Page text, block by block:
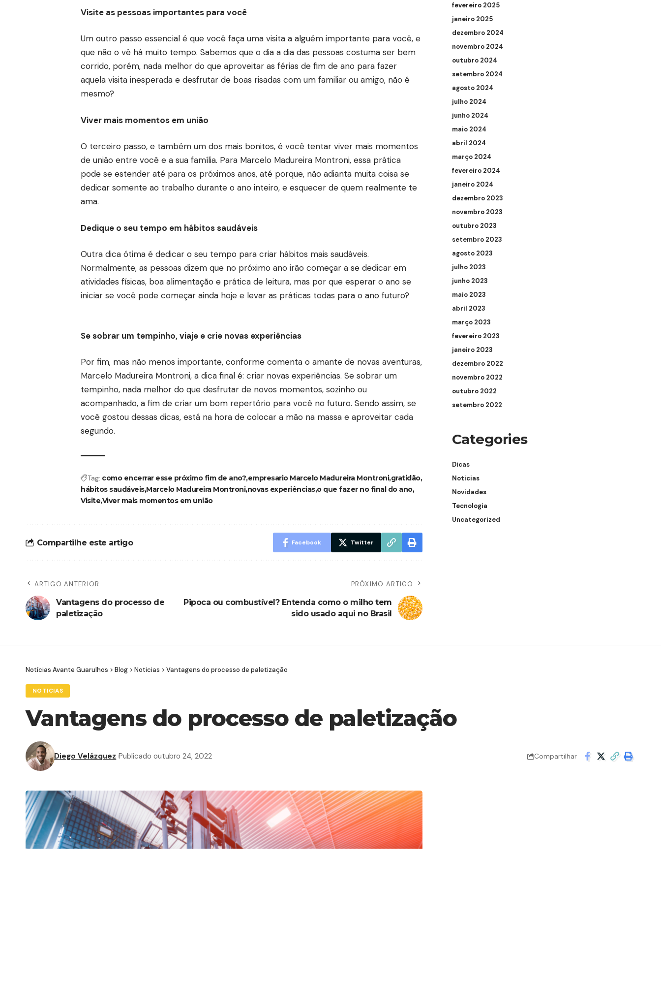
Visite as pessoas importantes para você
Um outro passo essencial é que você faça uma visita a alguém importante para você, e
que não o vê há muito tempo. Sabemos que o dia a dia das pessoas costuma ser bem
corrido, porém, nada melhor do que aproveitar as férias de fim de ano para fazer
aquela visita inesperada e desfrutar de boas risadas com um familiar ou amigo, não é
mesmo?
Viver mais momentos em união
O terceiro passo, e também um dos mais bonitos, é você tentar viver mais momentos
de união entre você e a sua família. Para Marcelo Madureira Montroni, essa prática
pode se estender até para os próximos anos, até porque, não adianta muita coisa se
dedicar somente ao trabalho durante o ano inteiro, e esquecer de quem realmente te
ama.
Dedique o seu tempo em hábitos saudáveis
Outra dica ótima é dedicar o seu tempo para criar hábitos mais saudáveis.
Normalmente, as pessoas dizem que no próximo ano irão começar a se dedicar em
atividades físicas, boa alimentação e prática de leitura, mas por que esperar o ano se
iniciar se você pode começar ainda hoje e levar as práticas todas para o ano futuro?
Se sobrar um tempinho, viaje e crie novas experiências
Por fim, mas não menos importante, conforme comenta o amante de novas aventuras,
Marcelo Madureira Montroni, a dica final é: criar novas experiências. Se sobrar um
tempinho, nada melhor do que desfrutar de novos momentos, sozinho ou
acompanhado, a fim de criar um bom repertório para você no futuro. Sendo assim, se
você gostou dessas dicas, está na hora de colocar a mão na massa e aproveitar cada
segundo.
Tag: como encerrar esse próximo fim de ano?empresario Marcelo Madureira Montronigratidão
hábitos saudáveisMarcelo Madureira Montroninovas experiênciaso que fazer no final do ano
VisiteViver mais momentos em união
Compartilhe este artigo Facebook Twitter
ARTIGO ANTERIOR
Vantagens do processo de
paletização
PRÓXIMO ARTIGO
Pipoca ou combustível? Entenda como o milho tem
sido usado aqui no Brasil
fevereiro 2025
janeiro 2025
dezembro 2024
novembro 2024
outubro 2024
setembro 2024
agosto 2024
julho 2024
junho 2024
maio 2024
abril 2024
março 2024
fevereiro 2024
janeiro 2024
dezembro 2023
novembro 2023
outubro 2023
setembro 2023
agosto 2023
julho 2023
junho 2023
maio 2023
abril 2023
março 2023
fevereiro 2023
janeiro 2023
dezembro 2022
novembro 2022
outubro 2022
setembro 2022
Categories
Dicas
Noticias
Novidades
Tecnologia
Uncategorized
Notícias Avante Guarulhos > Blog > Noticias > Vantagens do processo de paletização
NOTICIAS
Vantagens do processo de paletização
Diego Velázquez Publicado outubro 24, 2022 Compartilhar